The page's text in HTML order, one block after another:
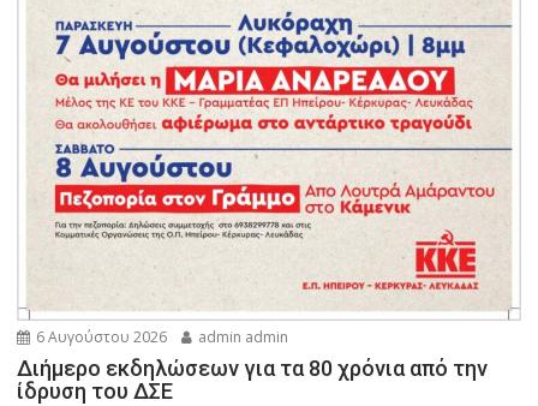
6 Αυγούστου 2026 admin admin
Διήμερο εκδηλώσεων για τα 80 χρόνια από την
ίδρυση του ΔΣΕ